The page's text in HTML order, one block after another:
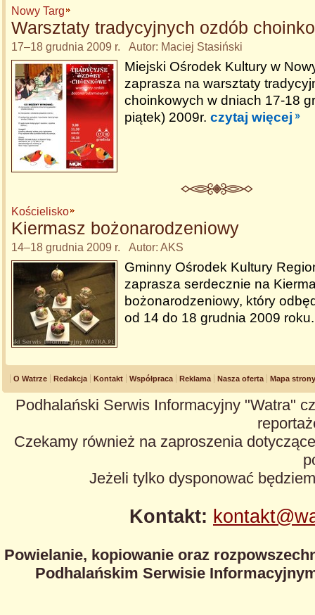
Nowy Targ
Warsztaty tradycyjnych ozdób
17–18 grudnia 2009 r. Autor: Maciej Stasiński
Miejski Ośrodek Kultury w
zaprasza na warsztaty
choinkowych w dniach 17-18
piątek) 2009r. czytaj więcej
Kościelisko
Kiermasz bożonarodzeniowy
14–18 grudnia 2009 r. Autor: AKS
Gminny Ośrodek Kultury
zaprasza serdecznie na
bożonarodzeniowy, który
od 14 do 18 grudnia 2009
O Watrze Redakcja Kontakt Współpraca Reklama Nasza oferta Mapa strony
Podhalański Serwis Informacyjny "Watra"
Czekamy również na zaproszenia
Jeżeli tylko dysponować
Kontakt:
Powielanie, kopiowanie oraz
Podhalańskim Serwisie